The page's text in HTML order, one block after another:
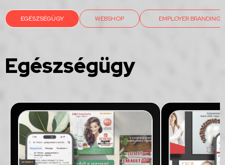
EGÉSZSÉGÜGY WEBSHOP EMPLOYER BRANDING
Egészségügy